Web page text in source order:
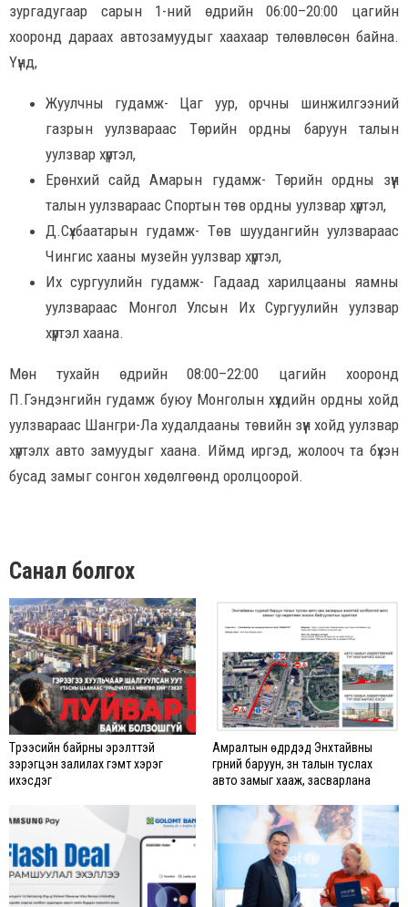
зургадугаар сарын 1-ний өдрийн 06:00–20:00 цагийн
хооронд дараах автозамуудыг хаахаар төлөвлөсөн байна.
Үүнд,
Жуулчны гудамж- Цаг уур, орчны шинжилгээний
газрын уулзвараас Төрийн ордны баруун талын
уулзвар хүртэл,
Ерөнхий сайд Амарын гудамж- Төрийн ордны зүүн
талын уулзвараас Спортын төв ордны уулзвар хүртэл,
Д.Сүхбаатарын гудамж- Төв шуудангийн уулзвараас
Чингис хааны музейн уулзвар хүртэл,
Их сургуулийн гудамж- Гадаад харилцааны яамны
уулзвараас Монгол Улсын Их Сургуулийн уулзвар
хүртэл хаана.
Мөн тухайн өдрийн 08:00–22:00 цагийн хооронд
П.Гэндэнгийн гудамж буюу Монголын хүүхдийн ордны хойд
уулзвараас Шангри-Ла худалдааны төвийн зүүн хойд уулзвар
хүртэлх авто замуудыг хаана. Иймд иргэд, жолооч та бүхэн
бусад замыг сонгон хөдөлгөөнд оролцоорой.
Санал болгох
Түрээсийн байрны эрэлттэй
зэрэгцэн залилах гэмт хэрэг
ихэсдэг
Амралтын өдрүүдэд Энхтайвны
гүүрний баруун, зүүн талын туслах
авто замыг хааж, засварлана